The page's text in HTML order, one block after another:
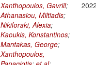
Xanthopoulos, Gavriil;
Athanasiou, Miltiadis;
Nikiforaki, Alexia;
Kaoukis, Konstantinos;
Mantakas, George;
Xanthopoulos,